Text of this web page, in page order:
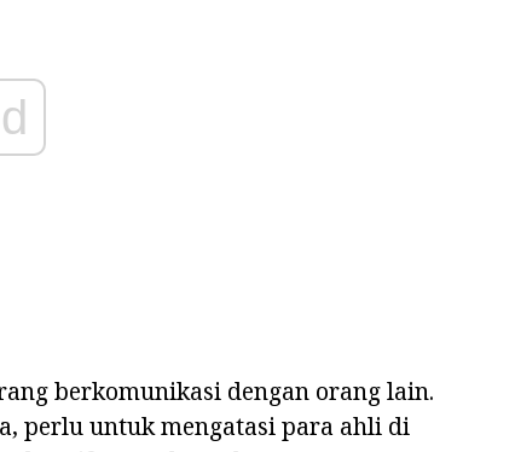
berkomunikasi dengan orang lain.
perlu untuk mengatasi para ahli di